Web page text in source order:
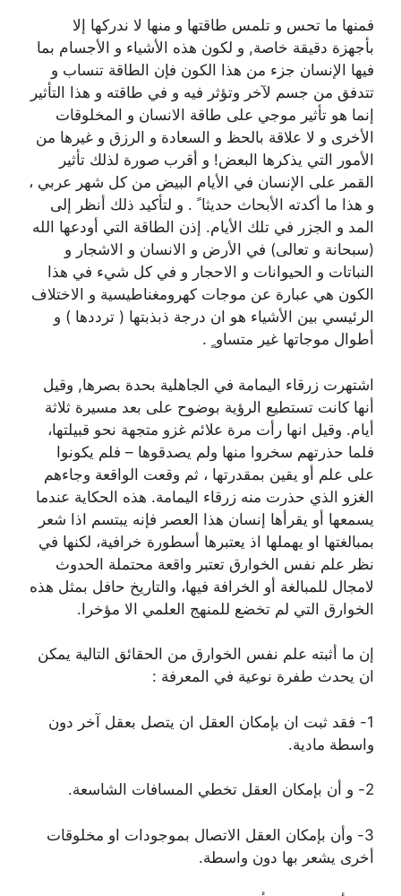
فمنها ما تحس و تلمس طاقتها و منها لا ندركها إلا
بأجهزة دقيقة خاصة, و لكون هذه الأشياء و الأجسام بما
فيها الإنسان جزء من هذا الكون فإن الطاقة تنساب و
تتدفق من جسم لآخر وتؤثر فيه و في طاقته و هذا التأثير
إنما هو تأثير موجي على طاقة الانسان و المخلوقات
الأخرى و لا علاقة بالحظ و السعادة و الرزق و غيرها من
الأمور التي يذكرها البعض! و أقرب صورة لذلك تأثير
القمر على الإنسان في الأيام البيض من كل شهر عربي ،
و هذا ما أكدته الأبحاث حديثا ً . و لتأكيد ذلك أنظر إلى
المد و الجزر في تلك الأيام. إذن الطاقة التي أودعها الله
(سبحانة و تعالى) في الأرض و الانسان و الاشجار و
النباتات و الحيوانات و الاحجار و في كل شيء في هذا
الكون هي عبارة عن موجات كهرومغناطيسية و الاختلاف
الرئيسي بين الأشياء هو ان درجة ذبذبتها ( ترددها ) و
أطوال موجاتها غير متساو ٍ .
اشتهرت زرقاء اليمامة في الجاهلية بحدة بصرها, وقيل
أنها كانت تستطيع الرؤية بوضوح على بعد مسيرة ثلاثة
أيام. وقيل انها رأت مرة علائم غزو متجهة نحو قبيلتها،
فلما حذرتهم سخروا منها ولم يصدقوها – فلم يكونوا
على علم أو يقين بمقدرتها ، ثم وقعت الواقعة وجاءهم
الغزو الذي حذرت منه زرقاء اليمامة. هذه الحكاية عندما
يسمعها أو يقرأها إنسان هذا العصر فإنه يبتسم اذا شعر
بمبالغتها او يهملها اذ يعتبرها أسطورة خرافية، لكنها في
نظر علم نفس الخوارق تعتبر واقعة محتملة الحدوث
لامجال للمبالغة أو الخرافة فيها، والتاريخ حافل بمثل هذه
الخوارق التي لم تخضع للمنهج العلمي الا مؤخرا.
إن ما أثبته علم نفس الخوارق من الحقائق التالية يمكن
ان يحدث طفرة نوعية في المعرفة :
1- فقد ثبت ان بإمكان العقل ان يتصل بعقل آخر دون
واسطة مادية.
2- و أن بإمكان العقل تخطي المسافات الشاسعة.
3- وأن بإمكان العقل الاتصال بموجودات او مخلوقات
أخرى يشعر بها دون واسطة.